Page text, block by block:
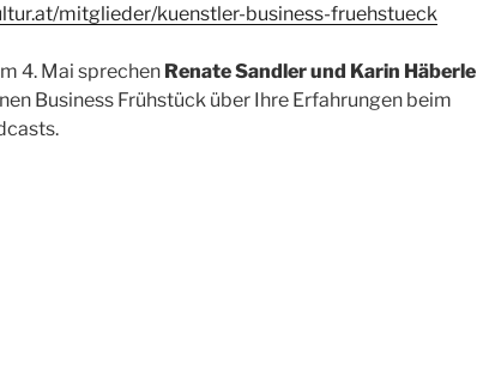
mitglieder/kuenstler-business-fruehstueck
4. Mai sprechen Renate Sandler und Karin Häberle
Business Frühstück über Ihre Erfahrungen beim